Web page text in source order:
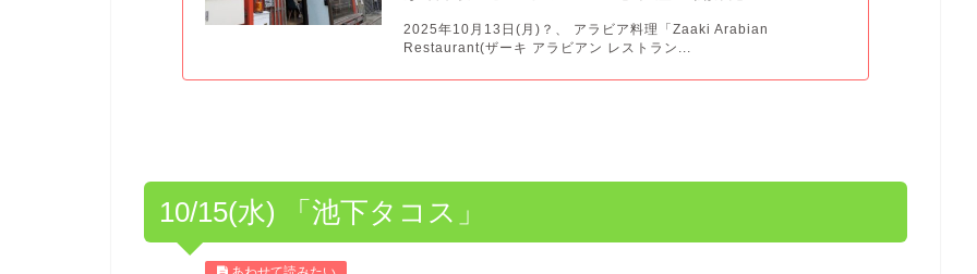
2025年10月13日(月)？、 アラビア料理「Zaaki Arabian
Restaurant(ザーキ アラビアン レストラン...
10/15(水) 「池下タコス」